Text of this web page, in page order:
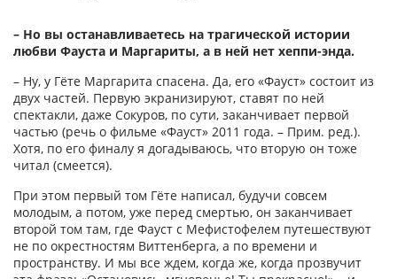
– Но вы останавливаетесь на трагической истории
любви Фауста и Маргариты, а в ней нет хеппи-энда.
– Ну, у Гёте Маргарита спасена. Да, его «Фауст» состоит из
двух частей. Первую экранизируют, ставят по ней
спектакли, даже Сокуров, по сути, заканчивает первой
частью (речь о фильме «Фауст» 2011 года. – Прим. ред.).
Хотя, по его финалу я догадываюсь, что вторую он тоже
читал (смеется).
При этом первый том Гёте написал, будучи совсем
молодым, а потом, уже перед смертью, он заканчивает
второй том там, где Фауст с Мефистофелем путешествуют
не по окрестностям Виттенберга, а по времени и
пространству. И мы все ждем, когда же, когда прозвучит